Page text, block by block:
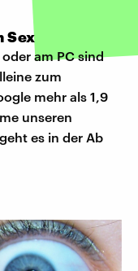
Sex
am PC sind
zum
mehr als 1,9
unseren
es in der Ab